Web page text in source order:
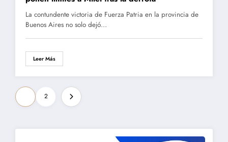
La contundente victoria de Fuerza Patria en la provincia de
Buenos Aires no solo dejó…
Leer Más
Paginación
de
entradas
2